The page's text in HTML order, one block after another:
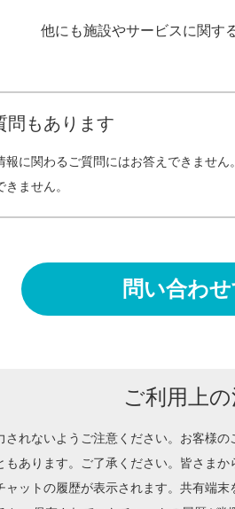
他にも施設やサービスに関す
問もあります
に関わるご質問にはお答えできません。
ません。
問い合わ
ご利用上
れないようご注意ください。お客様
あります。ご了承ください。皆さま
ットの履歴が表示されます。共有端末